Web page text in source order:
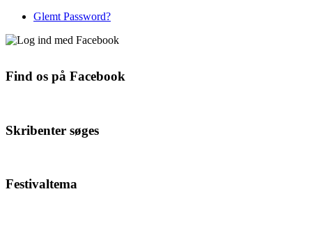
Glemt Password?
Find os på Facebook
Skribenter søges
Festivaltema